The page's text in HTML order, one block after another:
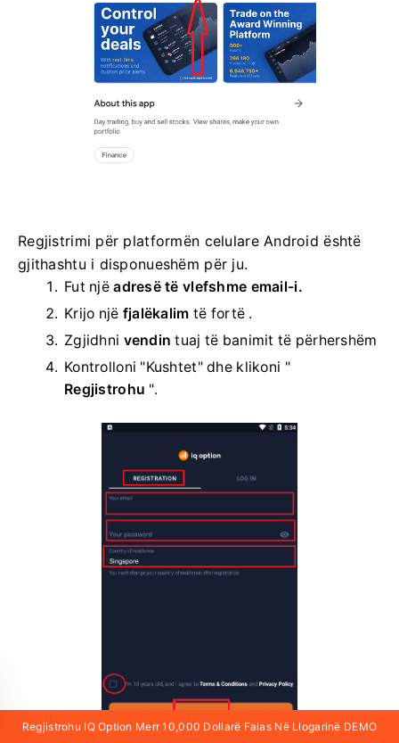
Regjistrimi për platformën celulare Android është
gjithashtu i disponueshëm për ju.
Fut njëadresë të vlefshme email-i.
Krijo një fjalëkalim të fortë .
Zgjidhni vendin tuaj të banimit të përhershëm
Kontrolloni "Kushtet" dhe klikoni "
Regjistrohu ".
Regjistrohu IQ Option Merr 10,000 Dollarë Falas Në Llogarinë DEMO